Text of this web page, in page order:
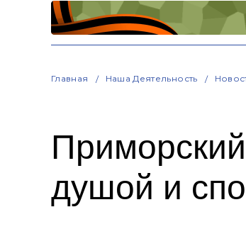
Главная Наша Деятельность
душой и